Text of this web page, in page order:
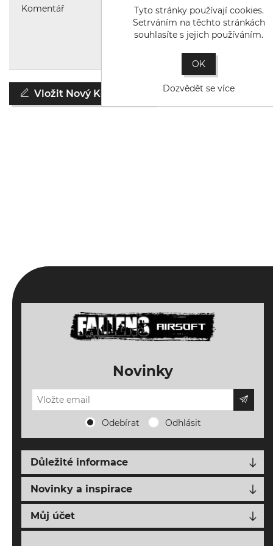
Vložit Nový Komentář
Novinky
Odebírat Odhlásit
Důležité informace
Doprava, platba a vrácení
Napište nám
O FALLENS AIRSOFT
Novinky a inspirace
Nové produkty
Blog o airsoftu
Můj účet
Tyto stránky používají cookies.
Setrváním na těchto stránkách
souhlasíte s jejich používáním.
OK
Dozvědět se více